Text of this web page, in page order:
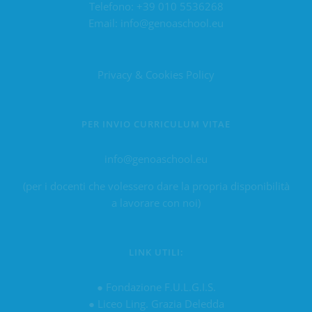
Telefono: +39 010 5536268
Email:
info@genoaschool.eu
Privacy & Cookies Policy
PER INVIO CURRICULUM VITAE
info@genoaschool.eu
(per i docenti che volessero dare la propria disponibilità
a lavorare con noi)
LINK UTILI:
● Fondazione F.U.L.G.I.S.
● Liceo Ling. Grazia Deledda